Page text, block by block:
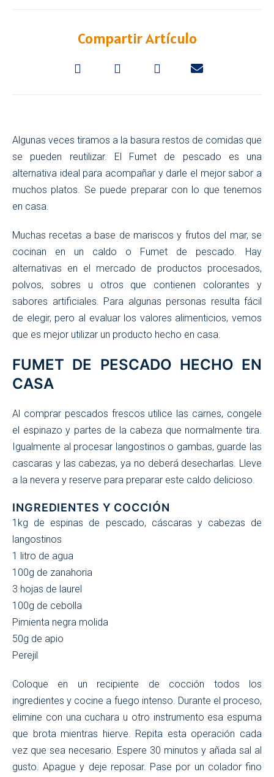
Compartir Artículo
Algunas veces tiramos a la basura restos de comidas que
se pueden reutilizar. El Fumet de pescado es una
alternativa ideal para acompañar y darle el mejor sabor a
muchos platos. Se puede preparar con lo que tenemos
en casa.
Muchas recetas a base de mariscos y frutos del mar, se
cocinan en un caldo o Fumet de pescado. Hay
alternativas en el mercado de productos procesados,
polvos, sobres u otros que contienen colorantes y
sabores artificiales. Para algunas personas resulta fácil
de elegir, pero al evaluar los valores alimenticios, vemos
que es mejor utilizar un producto hecho en casa.
FUMET DE PESCADO HECHO EN
CASA
Al comprar pescados frescos utilice las carnes, congele
el espinazo y partes de la cabeza que normalmente tira.
Igualmente al procesar langostinos o gambas, guarde las
cascaras y las cabezas, ya no deberá desecharlas. Lleve
a la nevera y reserve para preparar este caldo delicioso.
INGREDIENTES Y COCCIÓN
1kg de espinas de pescado, cáscaras y cabezas de
langostinos
1 litro de agua
100g de zanahoria
3 hojas de laurel
100g de cebolla
Pimienta negra molida
50g de apio
Perejil
Coloque en un recipiente de cocción todos los
ingredientes y cocine a fuego intenso. Durante el proceso,
elimine con una cuchara u otro instrumento esa espuma
que brota mientras hierve. Repita esta operación cada
vez que sea necesario. Espere 30 minutos y añada sal al
gusto. Apague y deje reposar. Pase por un colador fino